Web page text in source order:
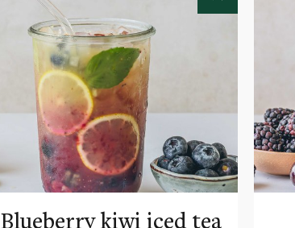
Blueberry kiwi iced tea